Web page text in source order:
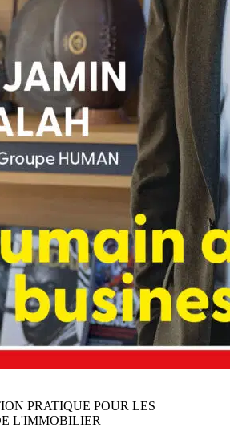
PRATIQUE POUR LES
L'IMMOBILIER